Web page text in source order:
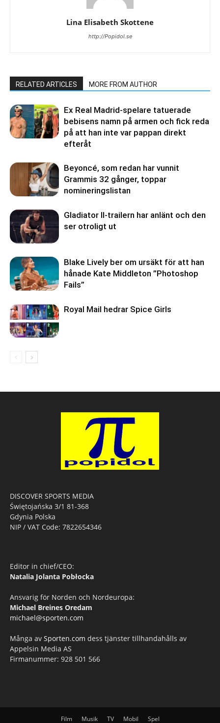
Lina Elisabeth Skottene
http://Popidol.se
RELATED ARTICLES MORE FROM AUTHOR
Ex Real Madrid-spelare tatuerade
bebisens namn på armen och fick reda
på att han inte var pappan direkt
efteråt
Beyoncé, som redan har vunnit
Grammis 32 gånger, toppar
nomineringslistan
Gladiator II-trailern har anlänt och den
ser otroligt ut
Blake Lively ber om ursäkt för att han
hånade Kate Middleton ”Photoshop
Fails”
Royal Mail hedrar Spice Girls
DISCOVER SPORTS MEDIA
Świętojańska 3/1 81-368
Gdynia Polska
NIP / VAT Code: 7822654346
Editor in chief/CEO:
Natalia Jolanta Pobłocka
Ansvarig för Norden och Nordeuropa:
Michael Breines Oredam
michael@sporten.com
Många av Sporten.com dess tjänster tillhandahålls av
Appelsin Media AS
Firmanummer: 928 501 566
Film Musik TV Mobil Spel